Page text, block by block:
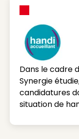
Dans le cadre
Synergie
candidatures
situation de